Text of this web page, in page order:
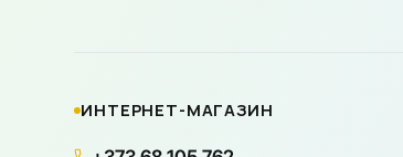
ИНТЕРНЕТ-МАГАЗИН